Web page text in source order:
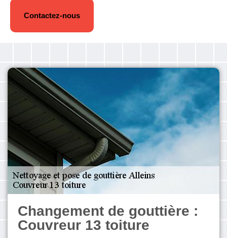
Contactez-nous
Changement de gouttière :
Couvreur 13 toiture